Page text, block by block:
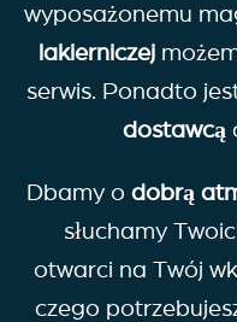
wyposażonemu
lakierniczej
serwis. Ponadto
dostawcą
Dbamy o dobrą
słuchamy
otwarci na Twój
czego